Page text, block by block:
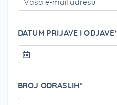
DATUM PRIJAVE I ODJAVE*
BROJ ODRASLIH*